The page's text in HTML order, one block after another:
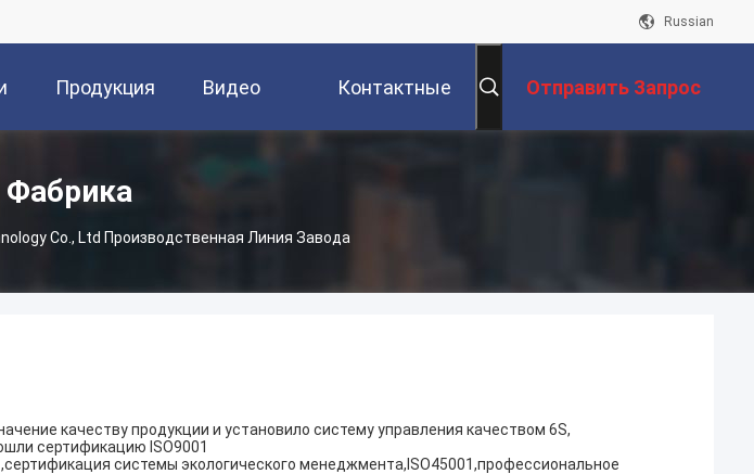
Russian
Продукция Видео Контактные Отправить Запрос
Co., Ltd Производственная Линия Завода
качеству продукции и установило систему управления качеством 6S,
сертификацию ISO9001
системы экологического менеджмента,ISO45001,профессиональное